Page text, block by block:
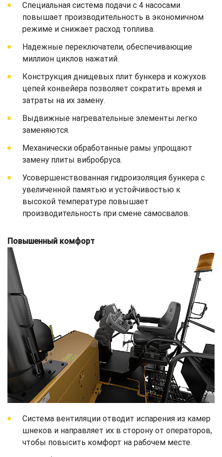
Специальная система подачи с 4 насосами
повышает производительность в экономичном
режиме и снижает расход топлива.
Надежные переключатели, обеспечивающие
миллион циклов нажатий.
Конструкция днищевых плит бункера и кожухов
цепей конвейера позволяет сократить время и
затраты на их замену.
Выдвижные нагревательные элементы легко
заменяются.
Механически обработанные рамы упрощают
замену плиты вибробруса.
Усовершенствованная гидроизоляция бункера с
увеличенной памятью и устойчивостью к
высокой температуре повышает
производительность при смене самосвалов.
Повышенный комфорт
Система вентиляции отводит испарения из камер
шнеков и направляет их в сторону от операторов,
чтобы повысить комфорт на рабочем месте.